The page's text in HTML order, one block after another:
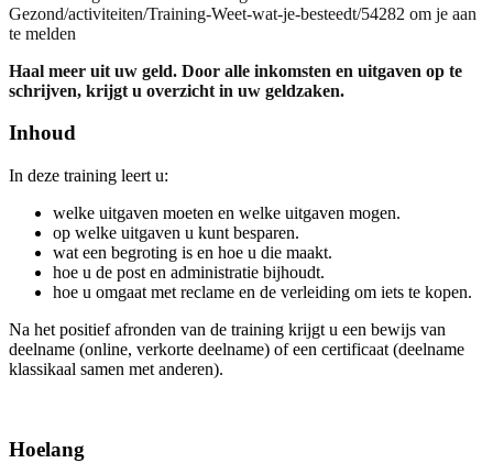
Gezond/activiteiten/Training-Weet-wat-je-besteedt/54282 om je aan
te melden
Haal meer uit uw geld. Door alle inkomsten en uitgaven op te
schrijven, krijgt u overzicht in uw geldzaken.
Inhoud
In deze training leert u:
welke uitgaven moeten en welke uitgaven mogen.
op welke uitgaven u kunt besparen.
wat een begroting is en hoe u die maakt.
hoe u de post en administratie bijhoudt.
hoe u omgaat met reclame en de verleiding om iets te kopen.
Na het positief afronden van de training krijgt u een bewijs van
deelname (online, verkorte deelname) of een certificaat (deelname
klassikaal samen met anderen).
Hoelang